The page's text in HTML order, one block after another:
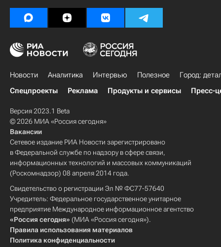
Новости Аналитика Интервью Полезное
Город:
Спецпроекты
Реклама Продукты и сервисы Пресс-
Версия 2023.1 Beta
© 2026 МИА «Россия сегодня»
Вакансии
Сетевое издание РИА Новости зарегистрировано
в Федеральной службе по надзору в сфере связи,
информационных технологий и массовых коммуникаций
(Роскомнадзор) 08 апреля 2014 года.
Свидетельство о регистрации Эл № ФС77-57640
Учредитель: Федеральное государственное унитарное
предприятие Международное информационное агентство
«Россия сегодня» (МИА «Россия сегодня»).
Правила использования материалов
Политика конфиденциальности